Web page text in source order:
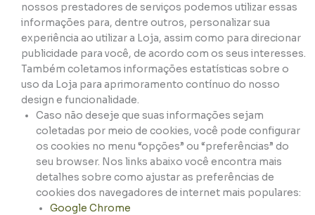
nossos prestadores de serviços podemos utilizar essas
informações para, dentre outros, personalizar sua
experiência ao utilizar a Loja, assim como para direcionar
publicidade para você, de acordo com os seus interesses.
Também coletamos informações estatísticas sobre o
uso da Loja para aprimoramento contínuo do nosso
design e funcionalidade.
Caso não deseje que suas informações sejam
coletadas por meio de cookies, você pode configurar
os cookies no menu “opções” ou “preferências” do
seu browser. Nos links abaixo você encontra mais
detalhes sobre como ajustar as preferências de
cookies dos navegadores de internet mais populares:
Google Chrome